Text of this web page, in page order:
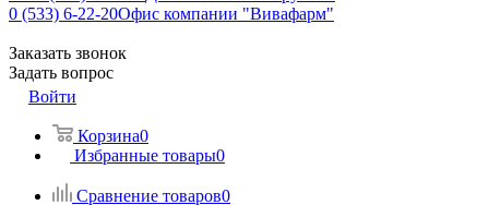
0 (533) 6-22-20Офис компании "Вивафарм"
Заказать звонок
Задать вопрос
Войти
Корзина0
Избранные товары0
Сравнение товаров0